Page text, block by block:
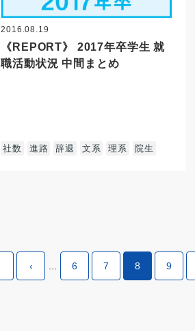
2016.08.19
《REPORT》 2017年卒学生 就
職活動状況 中間まとめ
社数 進路 辞退 文系 理系 院生
‹ 6 7 8 9